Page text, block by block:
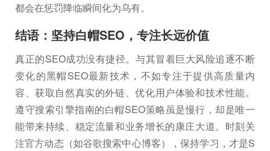
都会在惩罚降临瞬间化为乌有。
结语：坚持白帽SEO，专注长远价值
真正的SEO成功没有捷径。与其冒着巨大风险追逐不断
变化的黑帽SEO最新技术，不如专注于提供高质量内
容、获取自然真实的外链、优化用户体验和技术性能。
遵守搜索引擎指南的白帽SEO策略虽是慢行，却是唯一
能带来持续、稳定流量和业务增长的康庄大道。时刻关
注官方动态（如谷歌搜索中心博客），保持学习，才是S